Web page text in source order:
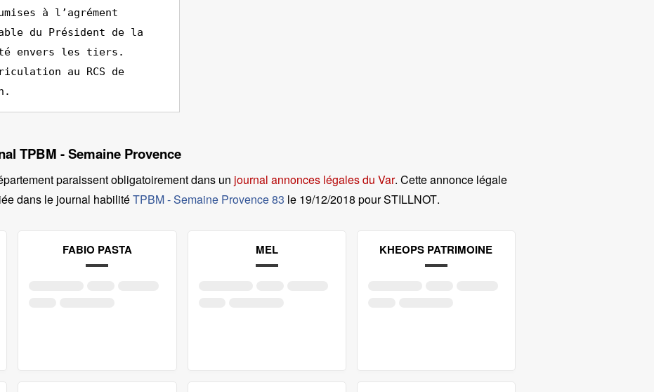
à l’agrément
du Président de la
envers les tiers.
au RCS de
TPBM - Semaine Provence
paraissent obligatoirement dans un journal annonces légales du Var. Cette annonce légale
dans le journal habilitéTPBM - Semaine Provence 83 le 19/12/2018 pour STILLNOT.
FABIO PASTA MEL KHEOPS PATRIMOINE